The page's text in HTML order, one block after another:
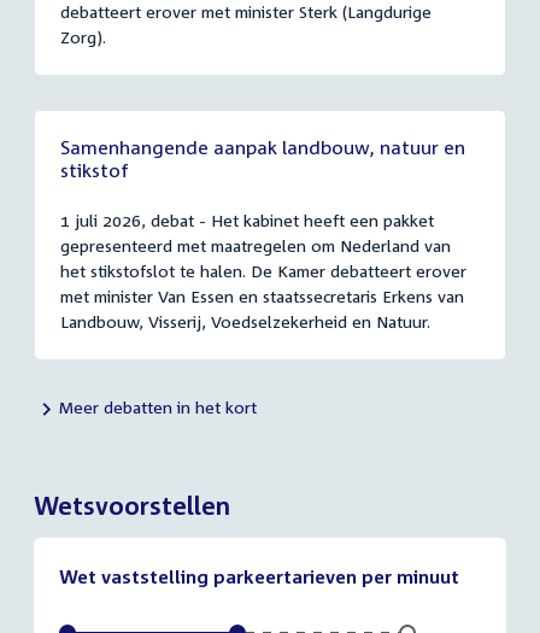
debatteert erover met minister Sterk (Langdurige
Zorg).
Samenhangende aanpak landbouw, natuur en
stikstof
1 juli 2026, debat - Het kabinet heeft een pakket
gepresenteerd met maatregelen om Nederland van
het stikstofslot te halen. De Kamer debatteert erover
met minister Van Essen en staatssecretaris Erkens van
Landbouw, Visserij, Voedselzekerheid en Natuur.
Meer debatten in het kort
Wetsvoorstellen
Wet vaststelling parkeertarieven per minuut